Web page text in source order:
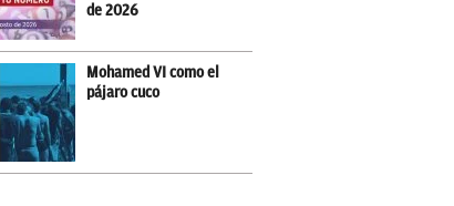
de 2026
Mohamed VI como el
pájaro cuco